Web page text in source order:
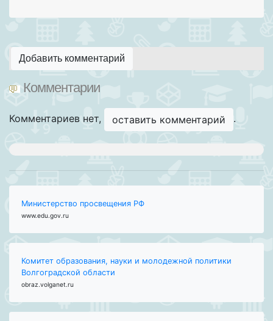
Добавить комментарий
Комментарии
Комментариев нет, оставить комментарий .
Министерство просвещения РФ
www.edu.gov.ru
Комитет образования, науки и молодежной политики
Волгоградской области
obraz.volganet.ru